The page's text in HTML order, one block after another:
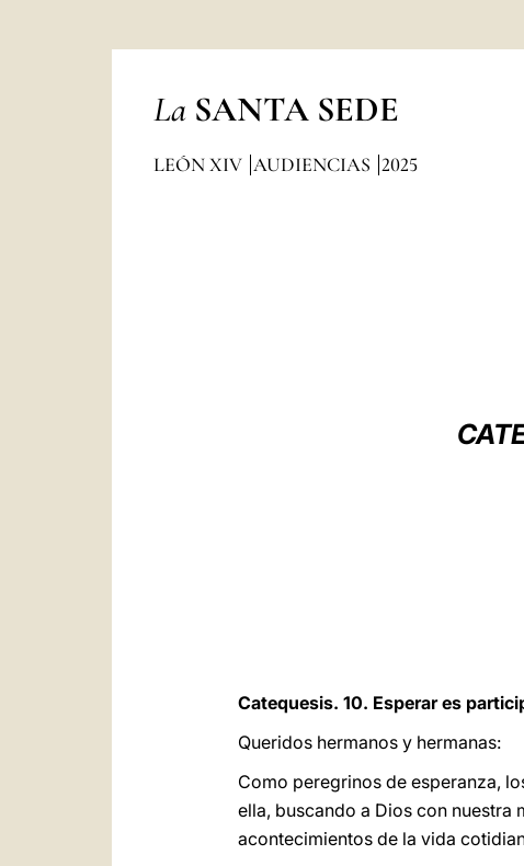
La SANTA SEDE
LEÓN XIV AUDIENCIAS 2025
Catequesis. 10. Esperar es
Queridos hermanos y hermanas:
Como peregrinos de esperanza,
ella, buscando a Dios con nuestra
acontecimientos de la vida